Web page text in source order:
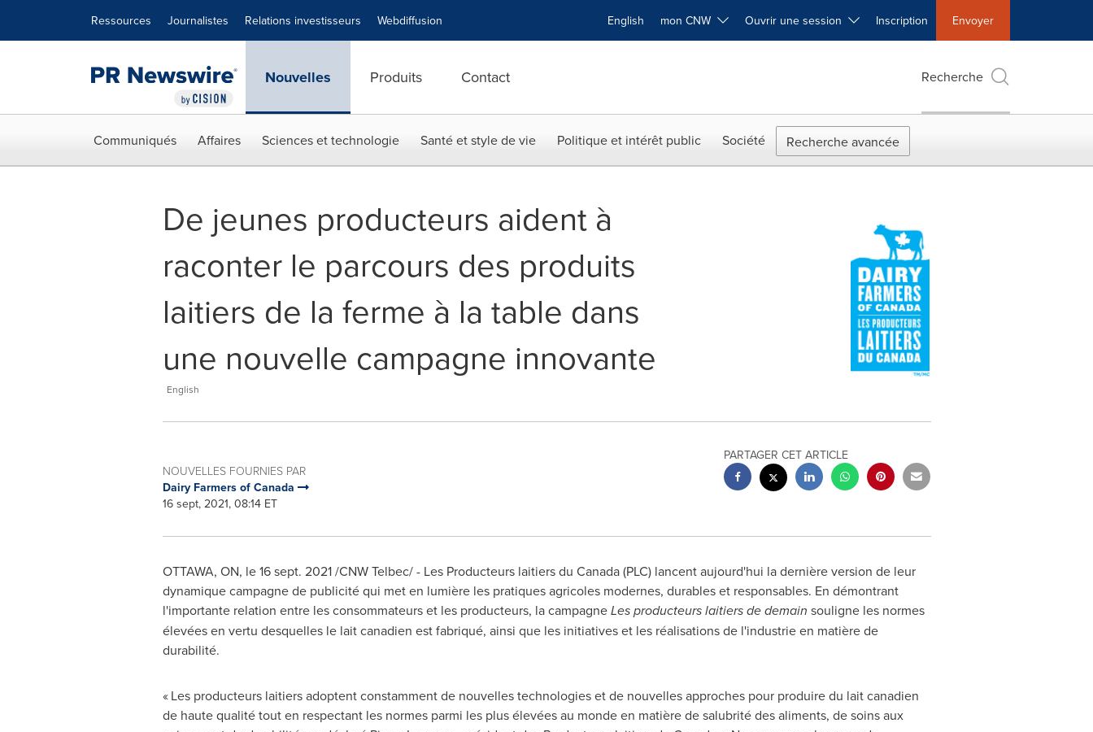
Ressources Journalistes Relations investisseurs Webdiffusion English mon CNW Ouvrir une session Inscription Envoyer
Nouvelles Produits Contact Recherche
Communiqués Affaires Sciences et technologie Santé et style de vie Politique et intérêt public Société Recherche avancée
De jeunes producteurs aident à
raconter le parcours des produits
laitiers de la ferme à la table dans
une nouvelle campagne innovante
English
NOUVELLES FOURNIES PAR
Dairy Farmers of Canada
16 sept, 2021, 08:14 ET
PARTAGER CET ARTICLE
OTTAWA, ON, le16 sept. 2021/CNW Telbec/ - Les Producteurs laitiers du Canada(PLC) lancent aujourd'hui la dernière version de leur
dynamique campagne de publicité qui met en lumière les pratiques agricoles modernes, durables et responsables. En démontrant
l'importante relation entre les consommateurs et les producteurs, la campagneLes producteurs laitiers de demain souligne les normes
élevées en vertu desquelles le lait canadien est fabriqué, ainsi que les initiatives et les réalisations de l'industrie en matière de
durabilité.
« Les producteurs laitiers adoptent constamment de nouvelles technologies et de nouvelles approches pour produire du lait canadien
de haute qualité tout en respectant les normes parmi les plus élevées au monde en matière de salubrité des aliments, de soins aux